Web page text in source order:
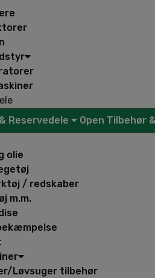
Reservedele
Open Tilbehør
olie
/ redskaber
m.m.
Løvsuger tilbehør